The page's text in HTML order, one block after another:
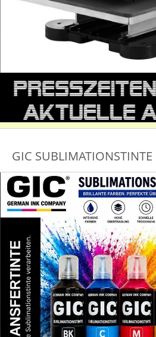
GIC SUBLIMATIONSTINTE